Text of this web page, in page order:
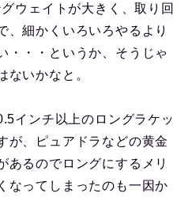
ウェイトが大きく、取り回
、細かくいろいろやるより
・・・というか、そうじゃ
ないかなと。
インチ以上のロングラケッ
が、ピュアドラなどの黄金
あるのでロングにするメリ
なってしまったのも一因か